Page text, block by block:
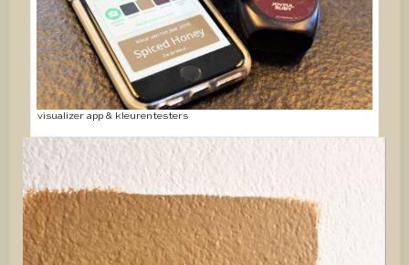
visualizer app & kleurentesters